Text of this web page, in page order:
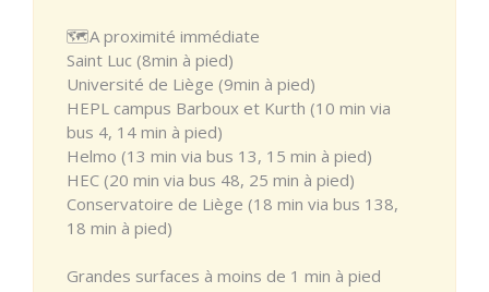
🗺️A proximité immédiate
Saint Luc (8min à pied)
Université de Liège (9min à pied)
HEPL campus Barboux et Kurth (10 min via
bus 4, 14 min à pied)
Helmo (13 min via bus 13, 15 min à pied)
HEC (20 min via bus 48, 25 min à pied)
Conservatoire de Liège (18 min via bus 138,
18 min à pied)
Grandes surfaces à moins de 1 min à pied